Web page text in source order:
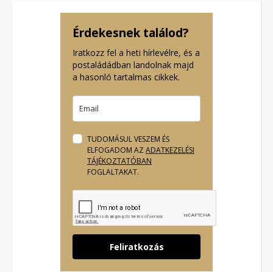
Érdekesnek találod?
Iratkozz fel a heti hírlevélre, és a
postaládádban landolnak majd
a hasonló tartalmas cikkek.
TUDOMÁSUL VESZEM ÉS
ELFOGADOM AZ ADATKEZELÉSI
TÁJÉKOZTATÓBAN
FOGLALTAKAT.
Feliratkozás